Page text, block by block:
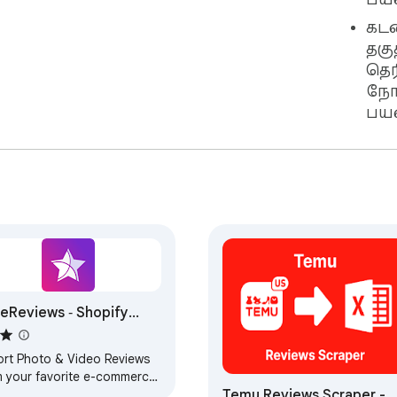
‑ Shopify
Importer
Photo & Video Reviews
your favorite e-commerce